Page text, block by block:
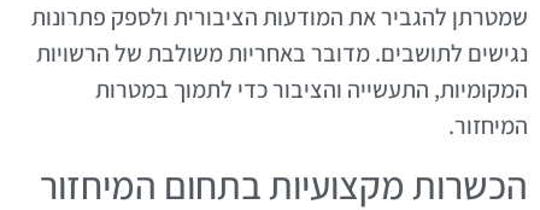
שמטרתן להגביר את המודעות הציבורית ולספק פתרונות
נגישים לתושבים. מדובר באחריות משולבת של הרשויות
המקומיות, התעשייה והציבור כדי לתמוך במטרות
המיחזור.
הכשרות מקצועיות בתחום המיחזור